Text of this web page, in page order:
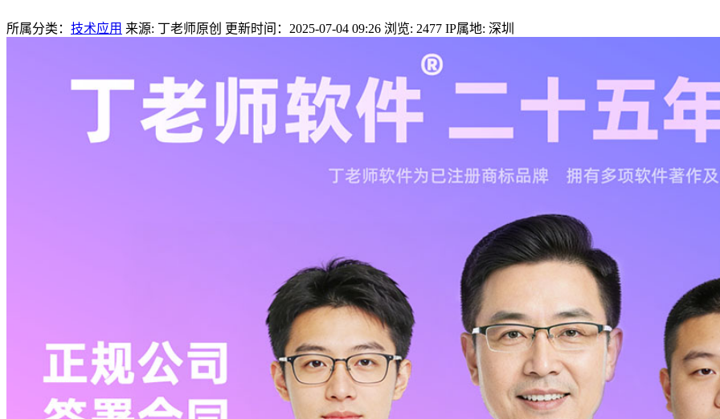
所属分类： 技术应用 来源: 丁老师原创 更新时间：2025-07-04 09:26 浏览: 2477 IP属地: 深圳